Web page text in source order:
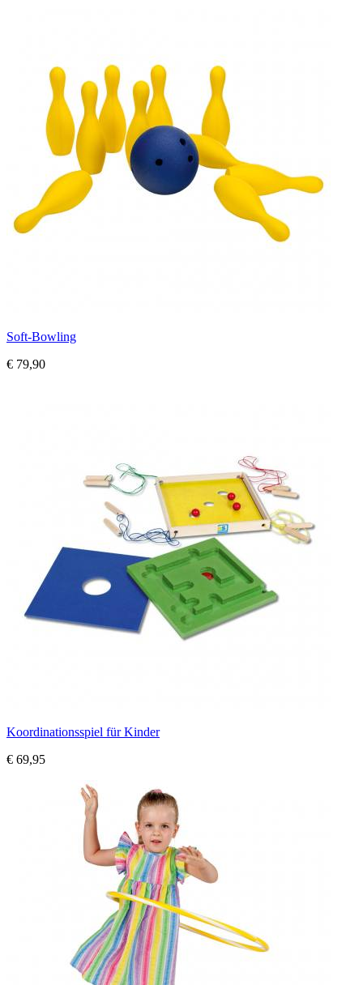
Soft-Bowling
€ 79,90
Koordinationsspiel für Kinder
€ 69,95